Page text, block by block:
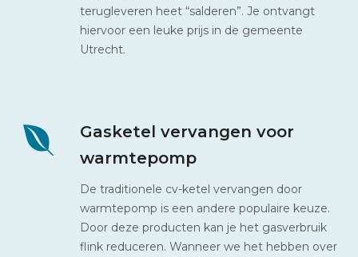
terugleveren heet “salderen”. Je ontvangt
hiervoor een leuke prijs in de gemeente
Utrecht.
Gasketel vervangen voor
warmtepomp
De traditionele cv-ketel vervangen door
warmtepomp is een andere populaire keuze.
Door deze producten kan je het gasverbruik
flink reduceren. Wanneer we het hebben over